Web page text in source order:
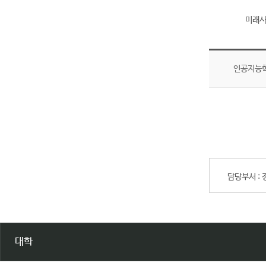
미래
인공지능
담당부서 :
대학